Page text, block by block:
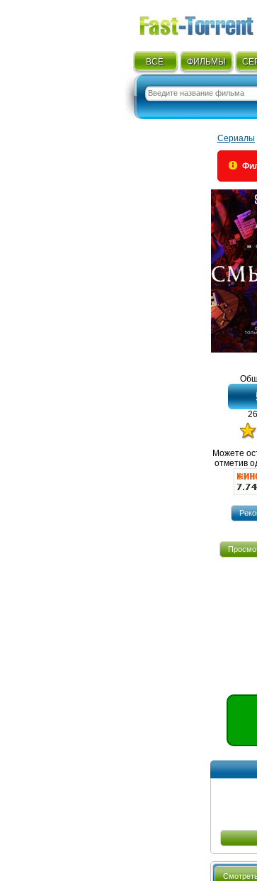
ВСЁ ФИЛЬМЫ
Сериалы
Можете
отметив